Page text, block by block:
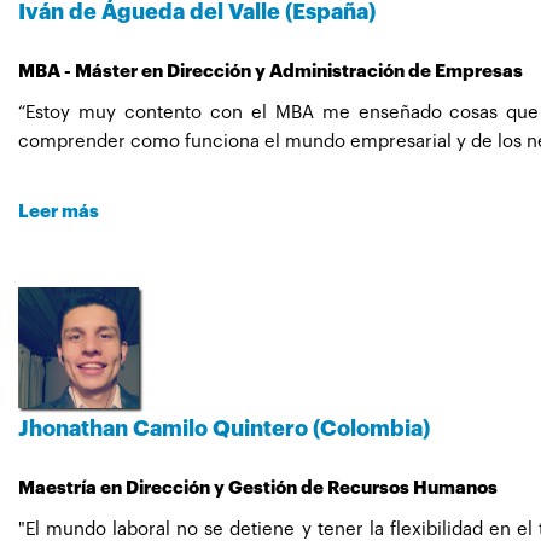
Iván de Águeda del Valle (España)
MBA - Máster en Dirección y Administración de Empresas
“Estoy muy contento con el MBA me enseñado cosas
comprender como funciona el mundo empresarial y de los
Destacar la plataforma web, nunca he tenido problema con
Respecto al temario, para mi está bien estructurado se
en día y hay que profundizar mucho más se me quedaba
El modulo que más me ha costado fue el modulo
a cada alumno individualmente.
Leer más
Jhonathan Camilo Quintero (Colombia)
Maestría en Dirección y Gestión de Recursos Humanos
"El mundo laboral no se detiene y tener la flexibilidad en